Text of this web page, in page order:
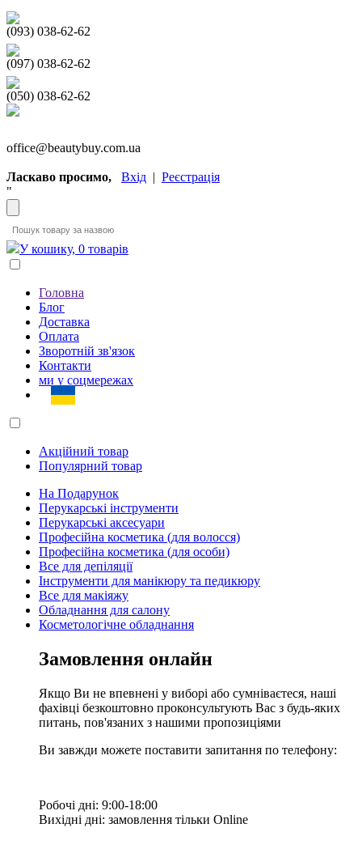
(093) 038-62-62
(097) 038-62-62
(050) 038-62-62
office@beautybuy.com.ua
Ласкаво просимо, Вхід | Реєстрація
"
У кошику, 0 товарів
Головна
Блог
Доставка
Оплата
Зворотній зв'язок
Контакти
ми у соцмережах
Акційний товар
Популярний товар
На Подарунок
Перукарські інструменти
Перукарські аксесуари
Професійна косметика (для волосся)
Професійна косметика (для особи)
Все для депіляції
Інструменти для манікюру та педикюру
Все для макіяжу
Обладнання для салону
Косметологічне обладнання
Замовлення онлайн
Якщо Ви не впевнені у виборі або сумніваєтеся, наші
фахівці безкоштовно проконсультують Вас з будь-яких
питань, пов'язаних з нашими пропозиціями
Ви завжди можете поставити запитання по телефону:
Робочі дні: 9:00-18:00
Вихідні дні: замовлення тільки Online